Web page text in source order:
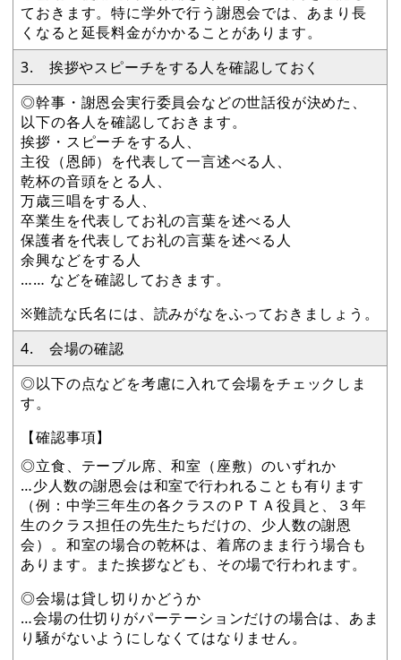
ておきます。特に学外で行う謝恩会では、あまり長
くなると延長料金がかかることがあります。
3. 挨拶やスピーチをする人を確認しておく
◎幹事・謝恩会実行委員会などの世話役が決めた、
以下の各人を確認しておきます。
挨拶・スピーチをする人、
主役（恩師）を代表して一言述べる人、
乾杯の音頭をとる人、
万歳三唱をする人、
卒業生を代表してお礼の言葉を述べる人
保護者を代表してお礼の言葉を述べる人
余興などをする人
…… などを確認しておきます。
※難読な氏名には、読みがなをふっておきましょう。
4. 会場の確認
◎以下の点などを考慮に入れて会場をチェックしま
す。
【確認事項】
◎立食、テーブル席、和室（座敷）のいずれか
…少人数の謝恩会は和室で行われることも有ります
（例：中学三年生の各クラスのＰＴＡ役員と、３年
生のクラス担任の先生たちだけの、少人数の謝恩
会）。和室の場合の乾杯は、着席のまま行う場合も
あります。また挨拶なども、その場で行われます。
◎会場は貸し切りかどうか
…会場の仕切りがパーテーションだけの場合は、あま
り騒がないようにしなくてはなりません。